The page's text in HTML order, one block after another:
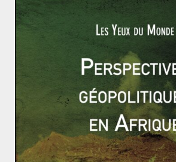
les provinces baltes et la Galicie : 23
peuplent ces territoires. Le mythe
l’empire, de sa supériorité achève de
La Première
mondiale,
d’une chute
Nicolas II décide de prendre le